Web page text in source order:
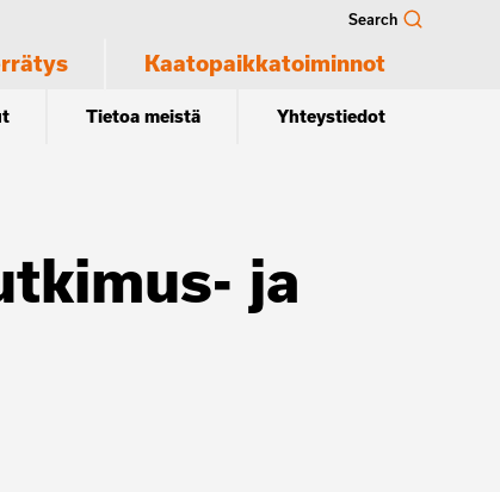
Search
Kaatopaikkatoiminnot
Tietoa meistä Yhteystiedot
ja